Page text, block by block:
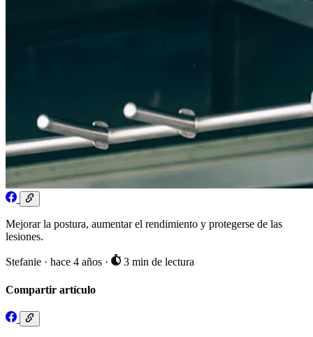
Mejorar la postura, aumentar el rendimiento y protegerse de las
lesiones.
Stefanie · hace 4 años · 3 min de lectura
Compartir artículo